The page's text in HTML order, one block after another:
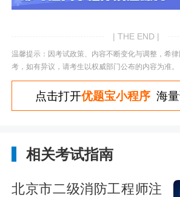
| THE END |
温馨提示：因考试政策、内容不断变化与调整，希
考，如有异议，请考生以权威部门公布的内容为准。
点击打开优题宝小程序海量
相关考试指南
北京市二级消防工程师注